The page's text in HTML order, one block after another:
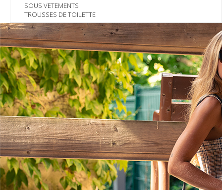
SOUS VETEMENTS
TROUSSES DE TOILETTE